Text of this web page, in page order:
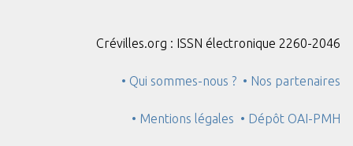
Crévilles.org : ISSN électronique 2260-2046
• Qui sommes-nous ? • Nos partenaires
• Mentions légales • Dépôt OAI-PMH